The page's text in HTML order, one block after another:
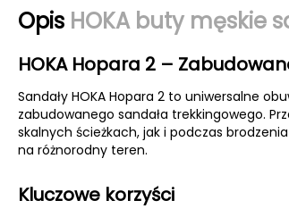
Opis HOKA buty męskie
HOKA Hopara 2 –
Sandały HOKA Hopara 2 to uniwersalne
zabudowanego sandała trekkingowego.
skalnych ścieżkach, jak i podczas
na różnorodny teren.
Kluczowe korzyści